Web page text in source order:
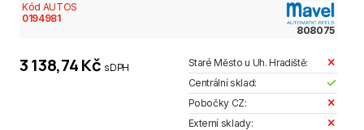
Kód AUTOS
0194981
808075
3 138,74 Kč s DPH
Staré Město u Uh. Hradiště:
Centrální sklad:
Pobočky CZ:
Externí sklady: